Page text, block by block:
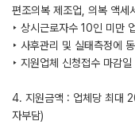
편조의복 제조업, 의복 액세
‣ 상시근로자수 10인 미만
‣ 사후관리 및 실태측정에
‣ 지원업체 신청접수 마감
4. 지원금액 : 업체당 최대
자부담)